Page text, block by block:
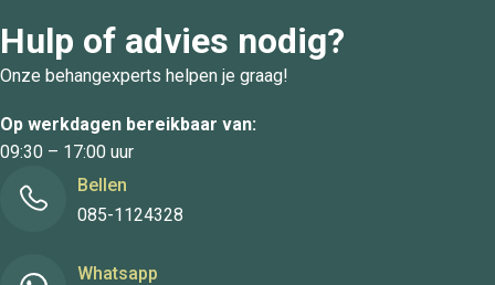
Hulp of advies nodig?
Onze behangexperts helpen je graag!
Op werkdagen bereikbaar van:
09:30 – 17:00 uur
Bellen
085-1124328
Whatsapp